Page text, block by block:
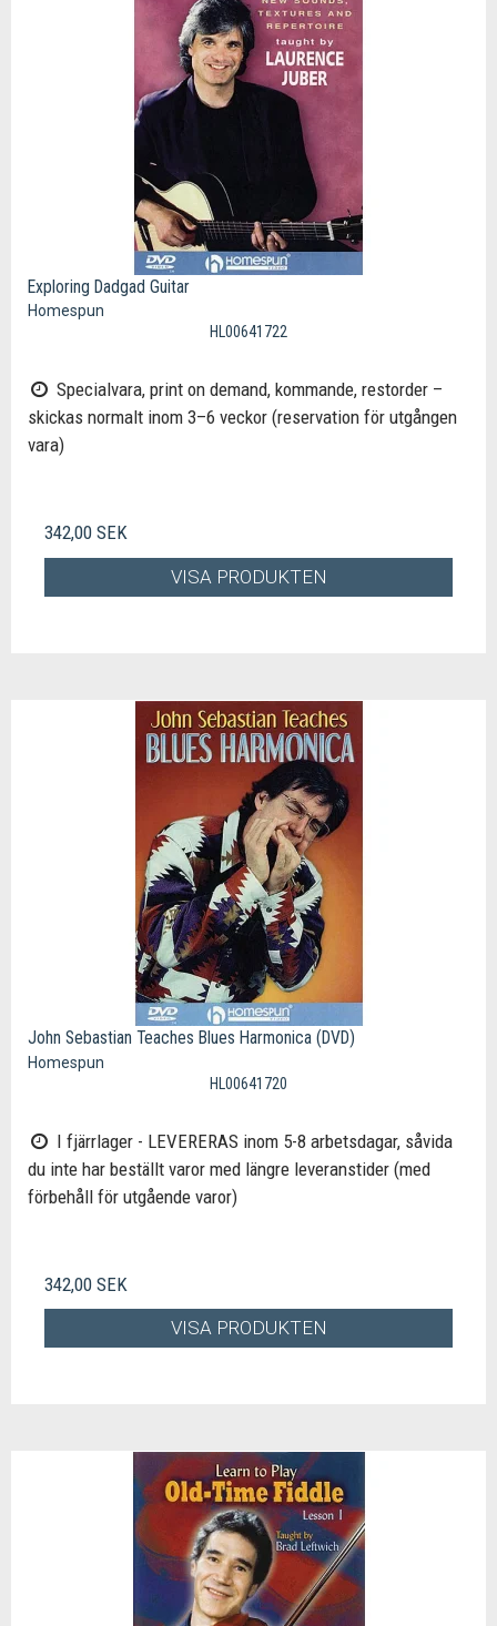
Exploring Dadgad Guitar
Homespun
HL00641722
Specialvara, print on demand, kommande, restorder –
skickas normalt inom 3–6 veckor (reservation för utgången
vara)
342,00 SEK
VISA PRODUKTEN
John Sebastian Teaches Blues Harmonica (DVD)
Homespun
HL00641720
I fjärrlager - LEVERERAS inom 5-8 arbetsdagar, såvida
du inte har beställt varor med längre leveranstider (med
förbehåll för utgående varor)
342,00 SEK
VISA PRODUKTEN